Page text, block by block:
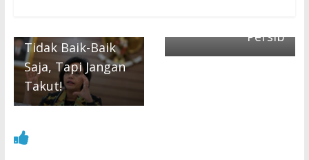
Tidak Baik-Baik
Saja, Tapi Jangan
Takut!
Persib